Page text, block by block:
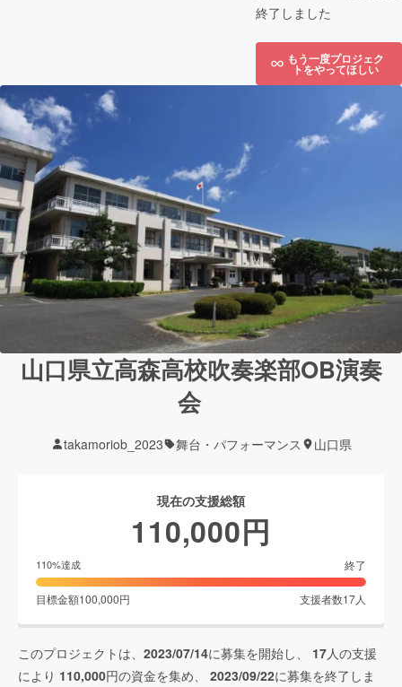
終了しました
もう一度プロジェク
トをやってほしい
山口県立高森高校吹奏楽部OB演奏
会
takamoriob_2023 舞台・パフォーマンス 山口県
現在の支援総額
110,000円
110%達成 終了
目標金額100,000円 支援者数17人
このプロジェクトは、 2023/07/14に募集を開始し、 17人の支援
により 110,000円の資金を集め、 2023/09/22に募集を終了しま